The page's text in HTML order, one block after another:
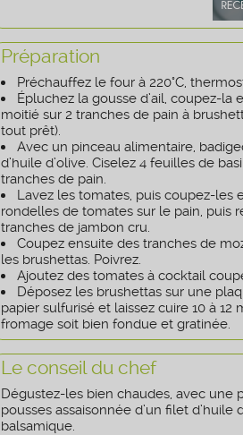
Préparation
Préchauffez le four à 220°C,
Épluchez la gousse d’ail, coupez-
moitié sur 2 tranches de pain à
tout prêt).
Avec un pinceau alimentaire,
d’huile d’olive. Ciselez 4 feuilles de
tranches de pain.
Lavez les tomates, puis coupez-les
rondelles de tomates sur le pain, puis
tranches de jambon cru.
Coupez ensuite des tranches de
les brushettas. Poivrez.
Ajoutez des tomates à cocktail
Déposez les brushettas sur une
papier sulfurisé et laissez cuire 10 à 12
fromage soit bien fondue et gratinée.
Le conseil du chef
Dégustez-les bien chaudes, avec une
pousses assaisonnée d’un filet d’huile
balsamique.